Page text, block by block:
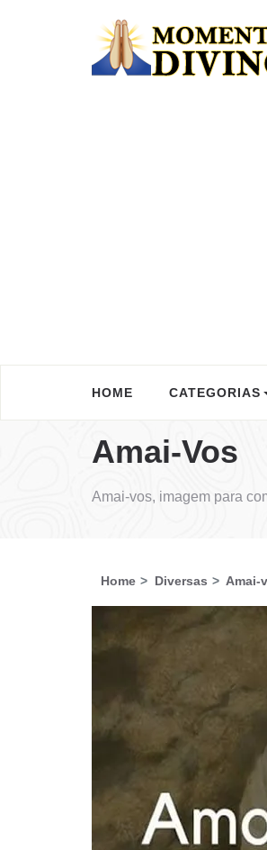
HOME CATEGORIAS
Amai-Vos
Amai-vos, imagem para
Home Diversas Amai-